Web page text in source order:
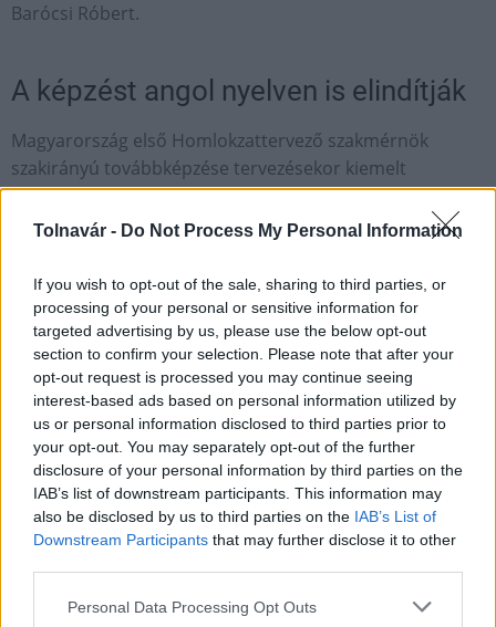
Tolnavár - Do Not Process My Personal Information
If you wish to opt-out of the sale, sharing to third parties, or
processing of your personal or sensitive information for
targeted advertising by us, please use the below opt-out
section to confirm your selection. Please note that after your
opt-out request is processed you may continue seeing
interest-based ads based on personal information utilized by
us or personal information disclosed to third parties prior to
your opt-out. You may separately opt-out of the further
disclosure of your personal information by third parties on the
IAB’s list of downstream participants. This information may
also be disclosed by us to third parties on the IAB’s List of
Downstream Participants that may further disclose it to other
Please note that this website/app uses one or more Google
Personal Data Processing Opt Outs
Barócsi Róbert.
A képzést angol nyelven is elindítják
Magyarország első Homlokzattervező szakmérnök
szakirányú továbbképzése tervezésekor kiemelt
figyelmet fordítottak arra, hogy a piaci szereplők által is
szükségesnek vélt ismeretek oktatását beépítsék a
elismertségnek örvendő külföldi és magyar oktatók,
illetve mérnökök bevonásával, a hibrid oktatási
módszeren túl a pandémiás helyzetet szem előtt tartva,
a gyártási és kivitelezési helyszíneken történő
ismeretátadással szerezhetik meg a hallgatók a tudást és
a szakmérnöki oklevelet.
A képzést a közeljövőben angol nyelven is elindítják,
illetve tervezik, hogy egy-egy modulját a kar nemzetközi
felsőoktatási partnereivel közösen valósítják meg.
A szakmérnökképzésre alapképzési,
mesterképzési és osztatlan szakokkal